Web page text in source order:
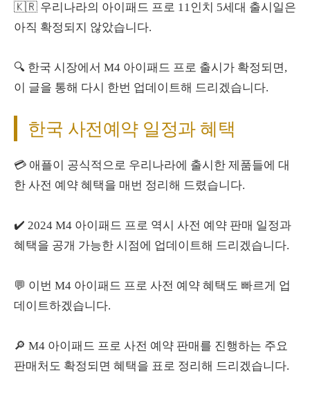
🇰🇷 우리나라의 아이패드 프로 11인치 5세대 출시일은
아직 확정되지 않았습니다.
🔍 한국 시장에서 M4 아이패드 프로 출시가 확정되면,
이 글을 통해 다시 한번 업데이트해 드리겠습니다.
한국 사전예약 일정과 혜택
💳 애플이 공식적으로 우리나라에 출시한 제품들에 대
한 사전 예약 혜택을 매번 정리해 드렸습니다.
✔️ 2024 M4 아이패드 프로 역시 사전 예약 판매 일정과
혜택을 공개 가능한 시점에 업데이트해 드리겠습니다.
💬 이번 M4 아이패드 프로 사전 예약 혜택도 빠르게 업
데이트하겠습니다.
🔎 M4 아이패드 프로 사전 예약 판매를 진행하는 주요
판매처도 확정되면 혜택을 표로 정리해 드리겠습니다.